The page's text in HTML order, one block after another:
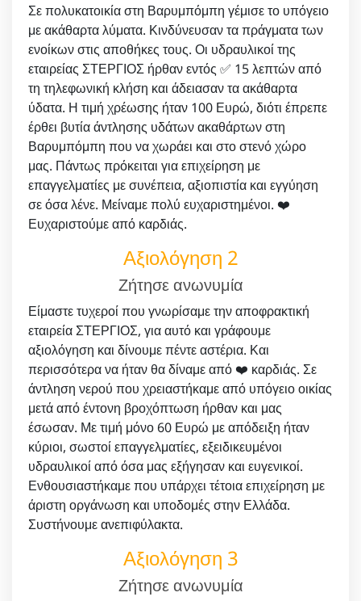
Σε πολυκατοικία στη Βαρυμπόμπη γέμισε το υπόγειο
με ακάθαρτα λύματα. Κινδύνευσαν τα πράγματα των
ενοίκων στις αποθήκες τους. Οι υδραυλικοί της
εταιρείας ΣΤΕΡΓΙΟΣ ήρθαν εντός ✅ 15 λεπτών από
τη τηλεφωνική κλήση και άδειασαν τα ακάθαρτα
ύδατα. Η τιμή χρέωσης ήταν 100 Ευρώ, διότι έπρεπε
έρθει βυτία άντλησης υδάτων ακαθάρτων στη
Βαρυμπόμπη που να χωράει και στο στενό χώρο
μας. Πάντως πρόκειται για επιχείρηση με
επαγγελματίες με συνέπεια, αξιοπιστία και εγγύηση
σε όσα λένε. Μείναμε πολύ ευχαριστημένοι. ❤️
Ευχαριστούμε από καρδιάς.
Αξιολόγηση 2
Ζήτησε ανωνυμία
Είμαστε τυχεροί που γνωρίσαμε την αποφρακτική
εταιρεία ΣΤΕΡΓΙΟΣ, για αυτό και γράφουμε
αξιολόγηση και δίνουμε πέντε αστέρια. Και
περισσότερα να ήταν θα δίναμε από ❤️ καρδιάς. Σε
άντληση νερού που χρειαστήκαμε από υπόγειο οικίας
μετά από έντονη βροχόπτωση ήρθαν και μας
έσωσαν. Με τιμή μόνο 60 Ευρώ με απόδειξη ήταν
κύριοι, σωστοί επαγγελματίες, εξειδικευμένοι
υδραυλικοί από όσα μας εξήγησαν και ευγενικοί.
Ενθουσιαστήκαμε που υπάρχει τέτοια επιχείρηση με
άριστη οργάνωση και υποδομές στην Ελλάδα.
Συστήνουμε ανεπιφύλακτα.
Αξιολόγηση 3
Ζήτησε ανωνυμία